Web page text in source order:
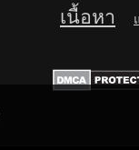
เนื้อหา